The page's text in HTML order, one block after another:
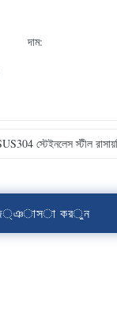
দাম:
স্টেইনলেস স্টীল
্ঞাসা করুন